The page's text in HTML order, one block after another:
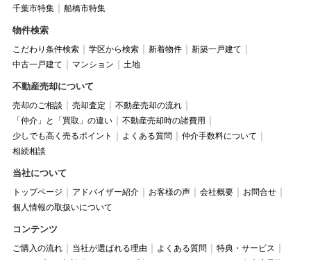
千葉市特集 船橋市特集
物件検索
こだわり条件検索 学区から検索 新着物件
新築一戸建て
中古一戸建て
マンション 土地
不動産売却について
売却のご相談 売却査定
不動産売却の流れ
「仲介」と「買取」の違い
不動産売却時の諸費用
少しでも高く売るポイント
よくある質問
仲介手数料について
相続相談
当社について
トップページ アドバイザー紹介 お客様の声 会社概要
お問合せ
個人情報の取扱いについて
コンテンツ
ご購入の流れ 当社が選ばれる理由 よくある質問
特典・サービス